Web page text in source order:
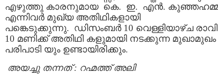
എഴുത്തു കാരനുമായ കെ. ഇ. എന്‍.
എന്നിവര്‍ മുഖ്യ അതിഥികളായി
പങ്കെടുക്കുന്നു. ഡിസംബര്‍ 10 വെള്ളിയാഴ്ച
10 മണിക്ക് അതിഥി കളുമായി നടക്കുന്ന മുഖാമുഖം
പരിപാടി യും ഉണ്ടായിരിക്കും.
അയച്ചു തന്നത് : റഹ്മത്ത് അലി